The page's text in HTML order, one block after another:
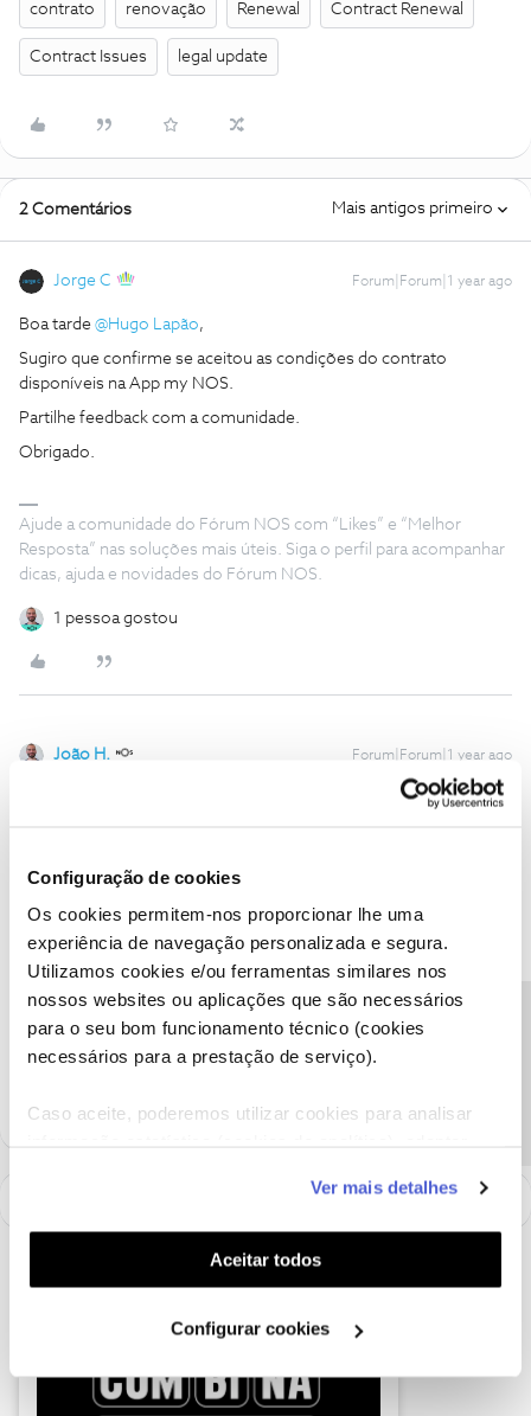
Configuração de cookies
Os cookies permitem-nos proporcionar lhe uma
experiência de navegação personalizada e segura.
Utilizamos cookies e/ou ferramentas similares nos
nossos websites ou aplicações que são necessários
para o seu bom funcionamento técnico (cookies
necessários para a prestação de serviço).
Caso aceite, poderemos utilizar cookies para analisar
funcionalidades (cookies de personalização e
funcionalidade) e adaptar anúncios aos seus interesses
(cookies de publicidade personalizada). Pode gerir a
utilização dos cookies clicando em "Configurar
Ver mais detalhes
Aceitar todos
Configurar cookies
contrato renovação Renewal Contract Renewal
Contract Issues legal update
2 Comentários Mais antigos primeiro
Jorge C Forum|Forum|1 year ago
Boa tarde ​ @Hugo Lapão,
Sugiro que confirme se aceitou as condições do contrato
disponíveis na App my NOS.
Partilhe feedback com a comunidade.
Obrigado.
Ajude a comunidade do Fórum NOS com “Likes” e “Melhor
Resposta” nas soluções mais úteis. Siga o perfil para acompanhar
dicas, ajuda e novidades do Fórum NOS.
1 pessoa gostou
João H. Forum|Forum|1 year ago
Envie-nos, por favor, uma mensagem privada para o perfil ​
@Fórum com o seu NIF e detalhe sobre a situação.
Ajude a comunidade a encontrar informação relevante. Marque
como "Melhor Resposta" e faça "Like" nos melhores comentários.
Siga os perfis da moderação, através da opção "Seguir", para estar